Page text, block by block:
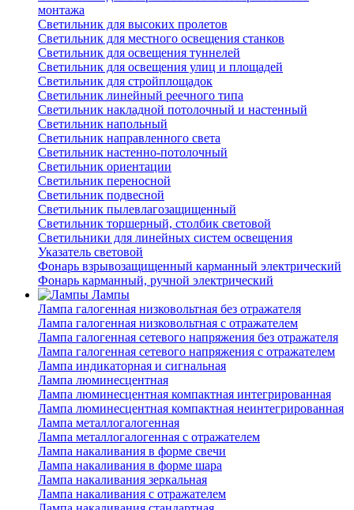
монтажа
Светильник для высоких пролетов
Светильник для местного освещения станков
Светильник для освещения туннелей
Светильник для освещения улиц и площадей
Светильник для стройплощадок
Светильник линейный реечного типа
Светильник накладной потолочный и настенный
Светильник напольный
Светильник направленного света
Светильник настенно-потолочный
Светильник ориентации
Светильник переносной
Светильник подвесной
Светильник пылевлагозащищенный
Светильник торшерный, столбик световой
Светильники для линейных систем освещения
Указатель световой
Фонарь взрывозащищенный карманный электрический
Фонарь карманный, ручной электрический
Лампы
Лампа галогенная низковольтная без отражателя
Лампа галогенная низковольтная с отражателем
Лампа галогенная сетевого напряжения без отражателя
Лампа галогенная сетевого напряжения с отражателем
Лампа индикаторная и сигнальная
Лампа люминесцентная
Лампа люминесцентная компактная интегрированная
Лампа люминесцентная компактная неинтегрированная
Лампа металлогалогенная
Лампа металлогалогенная с отражателем
Лампа накаливания в форме свечи
Лампа накаливания в форме шара
Лампа накаливания зеркальная
Лампа накаливания с отражателем